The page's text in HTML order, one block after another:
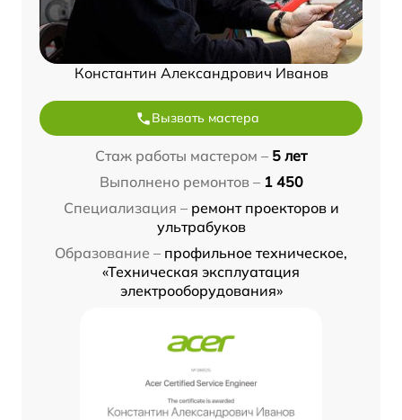
Константин Александрович Иванов
Вызвать мастера
Стаж работы мастером – 5 лет
Выполнено ремонтов – 1 450
Специализация – ремонт проекторов и
ультрабуков
Образование – профильное техническое,
«Техническая эксплуатация
электрооборудования»